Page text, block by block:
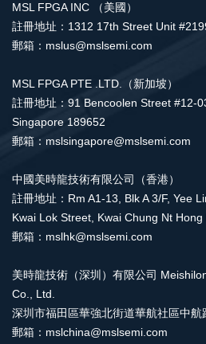
MSL FPGA INC （美國）
註冊地址：1312 17th Street Unit
郵箱：mslus@mslsemi.com
MSL FPGA PTE .LTD.（新加坡）
註冊地址：91 Bencoolen Street #12-
Singapore 189652
郵箱：mslsingapore@mslsemi.com
中國美時龍技術有限公司（香港）
註冊地址：Rm A1-13, Blk A 3/F, Yee
Kwai Lok Street, Kwai Chung Nt Hong
郵箱：mslhk@mslsemi.com
美時龍技術（深圳）有限公司
Co., Ltd.
深圳市福田區華強北街道華航社區中
郵箱：mslchina@mslsemi.com